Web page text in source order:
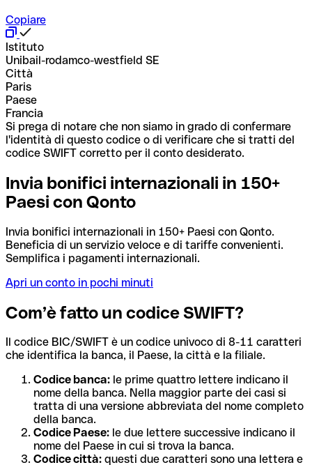
Copiare
Istituto
Unibail-rodamco-westfield SE
Città
Paris
Paese
Francia
Si prega di notare che non siamo in grado di confermare
l'identità di questo codice o di verificare che si tratti del
codice SWIFT corretto per il conto desiderato.
Invia bonifici internazionali in 150+
Paesi con Qonto
Invia bonifici internazionali in 150+ Paesi con Qonto.
Beneficia di un servizio veloce e di tariffe convenienti.
Semplifica i pagamenti internazionali.
Apri un conto in pochi minuti
Com’è fatto un codice SWIFT?
Il codice BIC/SWIFT è un codice univoco di 8-11 caratteri
che identifica la banca, il Paese, la città e la filiale.
Codice banca: le prime quattro lettere indicano il
nome della banca. Nella maggior parte dei casi si
tratta di una versione abbreviata del nome completo
della banca.
Codice Paese: le due lettere successive indicano il
nome del Paese in cui si trova la banca.
Codice città: questi due caratteri sono una lettera e